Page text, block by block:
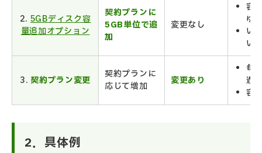
2. 5GBディスク容
量追加オプション
契約プランに
5GB単位で追
加
変更なし
容
ゆ
い
い
3. 契約プラン変更
契約プランに
応じて増加
変更あり
毎
過
容
2．具体例